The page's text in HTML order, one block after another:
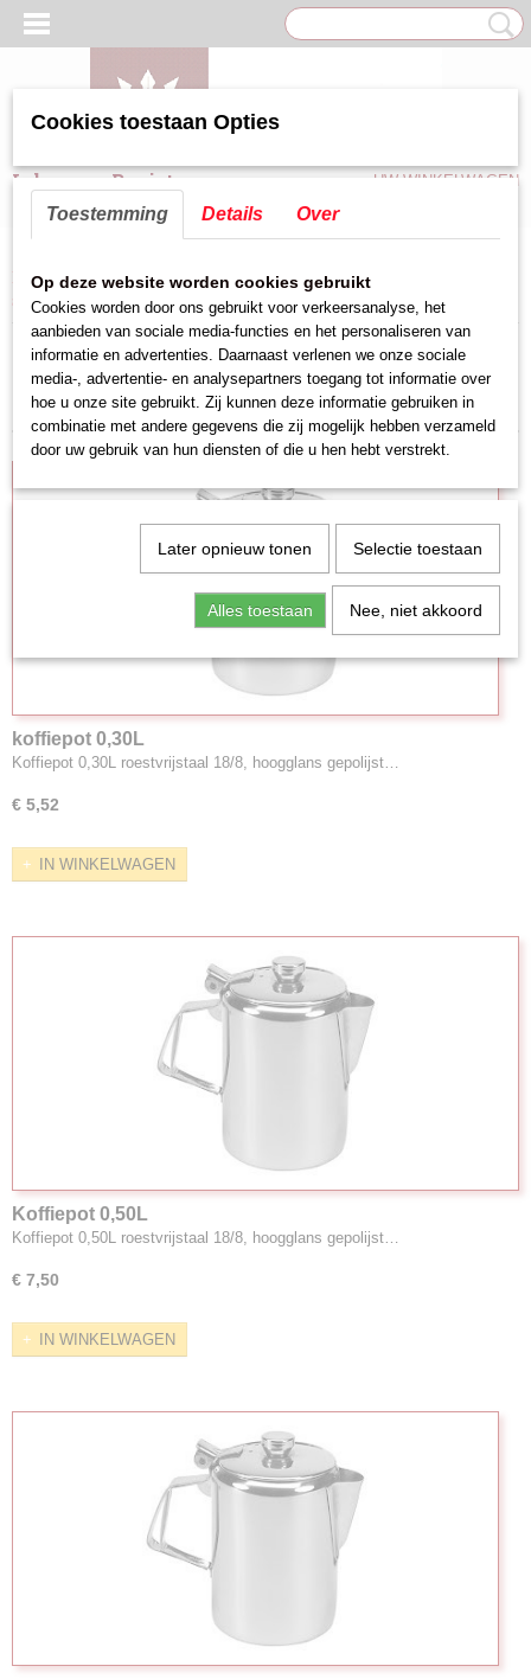
Inloggen Registreren UW WINKELWAGEN
Home>Tafel benodigdheden (Emga)>Diner servies
servies>Koffie servies
Sorteer op:
koffiepot 0,30L
Koffiepot 0,30L roestvrijstaal 18/8, hoogglans gepolijst…
€ 5,52
IN WINKELWAGEN
Koffiepot 0,50L
Koffiepot 0,50L roestvrijstaal 18/8, hoogglans gepolijst…
€ 7,50
IN WINKELWAGEN
Cookies toestaan Opties
Toestemming Details Over
Op deze website worden cookies gebruikt
Cookies worden door ons gebruikt voor verkeersanalyse, het
aanbieden van sociale media-functies en het personaliseren van
informatie en advertenties. Daarnaast verlenen we onze sociale
media-, advertentie- en analysepartners toegang tot informatie over
hoe u onze site gebruikt. Zij kunnen deze informatie gebruiken in
combinatie met andere gegevens die zij mogelijk hebben verzameld
door uw gebruik van hun diensten of die u hen hebt verstrekt.
Later opnieuw tonen Selectie toestaan
Alles toestaan Nee, niet akkoord